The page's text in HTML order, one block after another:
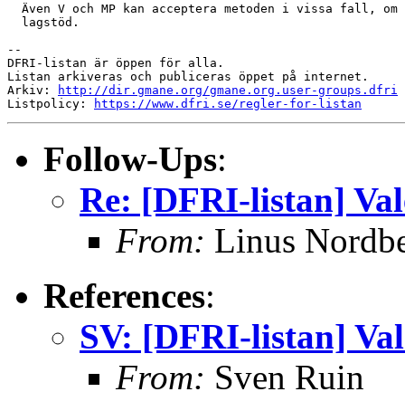
Även V och MP kan acceptera metoden i vissa fall, om
  lagstöd.
--
DFRI-listan är öppen för alla.
Listan arkiveras och publiceras öppet på internet.
Arkiv:
http://dir.gmane.org/gmane.org.user-groups.dfri
Listpolicy:
https://www.dfri.se/regler-for-listan
Follow-Ups:
Re: [DFRI-listan]
From: Linus
References:
SV: [DFRI-listan]
From: Sven Ruin